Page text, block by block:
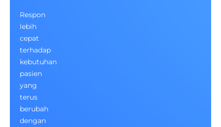
Respon
lebih
cepat
terhadap
kebutuhan
pasien
yang
terus
berubah
dengan